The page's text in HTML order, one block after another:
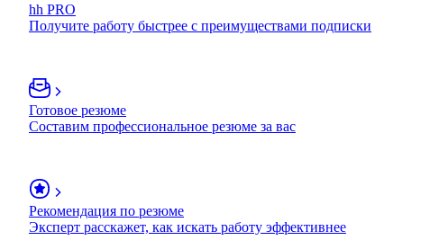
hh PRO
Получите работу быстрее с преимуществами подписки
Готовое резюме
Составим профессиональное резюме за вас
Рекомендация по резюме
Эксперт расскажет, как искать работу эффективнее